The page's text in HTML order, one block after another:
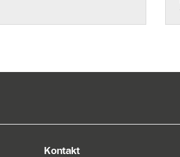
Kontakt